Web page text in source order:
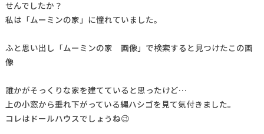
せんでしたか？
私は「ムーミンの家」に憧れていました。
ふと思い出し「ムーミンの家 画像」で検索すると見つけたこの画
像
誰かがそっくりな家を建てていると思ったけど…
上の小窓から垂れ下がっている縄ハシゴを見て気付きました。
コレはドールハウスでしょうね😉